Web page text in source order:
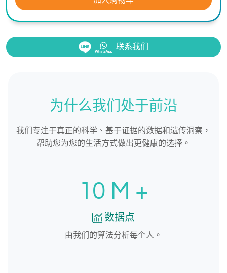
联系我们
为什么我们处于前沿
我们专注于真正的科学、基于证据的数据和遗传洞察，
帮助您为您的生活方式做出更健康的选择。
10 M +
数据点
由我们的算法分析每个人。